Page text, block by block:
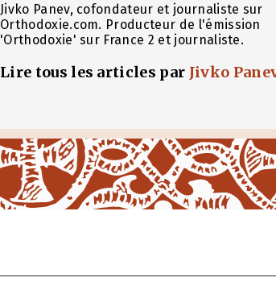
Jivko Panev, cofondateur et journaliste sur
Orthodoxie.com. Producteur de l'émission
'Orthodoxie' sur France 2 et journaliste.
Lire tous les articles par Jivko